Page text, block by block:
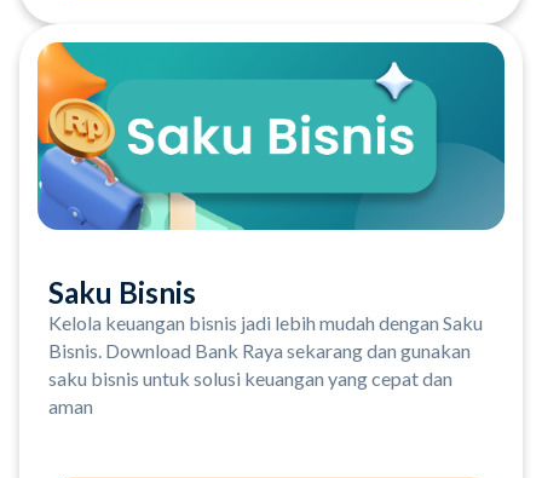
Saku Bisnis
Kelola keuangan bisnis jadi lebih mudah dengan Saku
Bisnis. Download Bank Raya sekarang dan gunakan
saku bisnis untuk solusi keuangan yang cepat dan
aman